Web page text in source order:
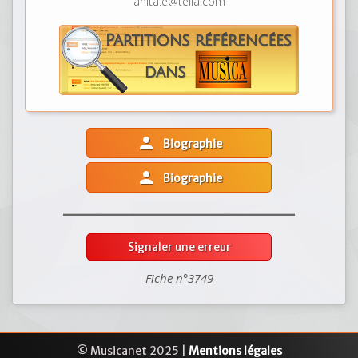
person Biographie
person Biographie
Signaler une erreur
Fiche n°3749
© Musicanet 2025 | Mentions légales